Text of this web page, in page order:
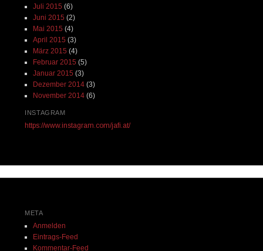
Juli 2015 (6)
Juni 2015 (2)
Mai 2015 (4)
April 2015 (3)
März 2015 (4)
Februar 2015 (5)
Januar 2015 (3)
Dezember 2014(3)
November 2014(6)
INSTAGRAM
https://www.instagram.com/jafi.at/
META
Anmelden
Eintrags-Feed
Kommentar-Feed